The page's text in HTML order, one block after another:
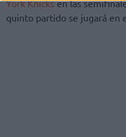
York Knicksen las
quinto partido se jugará en